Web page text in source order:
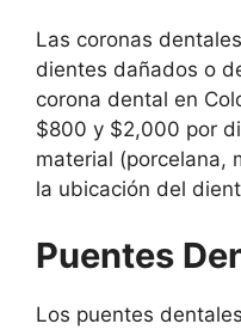
Las coronas
dientes dañados o
corona dental en
$800 y $2,000 por
material (porcelana,
la ubicación del
Puentes
Los puentes